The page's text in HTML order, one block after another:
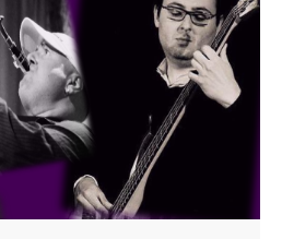
le col », une rencontre entre
qui n'ont pas l'habitude de
06 18 07 14 29